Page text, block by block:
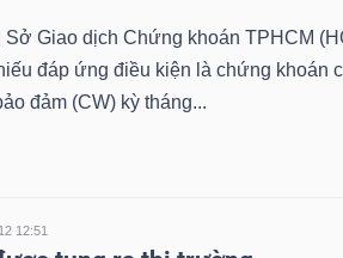
Sở Giao dịch Chứng khoán TPHCM
đáp ứng điều kiện là chứng khoán
đảm (CW) kỳ tháng...
12:51